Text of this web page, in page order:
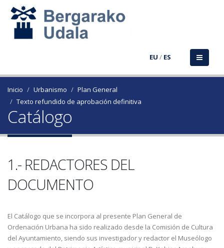
EU / ES
Inicio Urbanismo
Plan General
Texto refundido de aprobación definitiva
Catálogo
1.- REDACTORES DEL
DOCUMENTO
El Catálogo que se incorpora al presente Plan General de
Ordenación Urbana ha sido realizado desde la Comisión de Cultura
del Ayuntamiento, siendo sus investigador y redactor el Museólogo